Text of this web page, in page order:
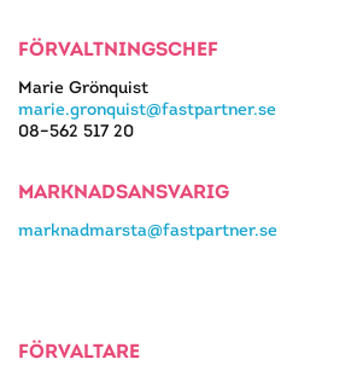
FÖRVALTNINGSCHEF
Marie Grönquist
marie.gronquist@fastpartner.se
08–562 517 20
MARKNADSANSVARIG
marknadmarsta@fastpartner.se
FÖRVALTARE